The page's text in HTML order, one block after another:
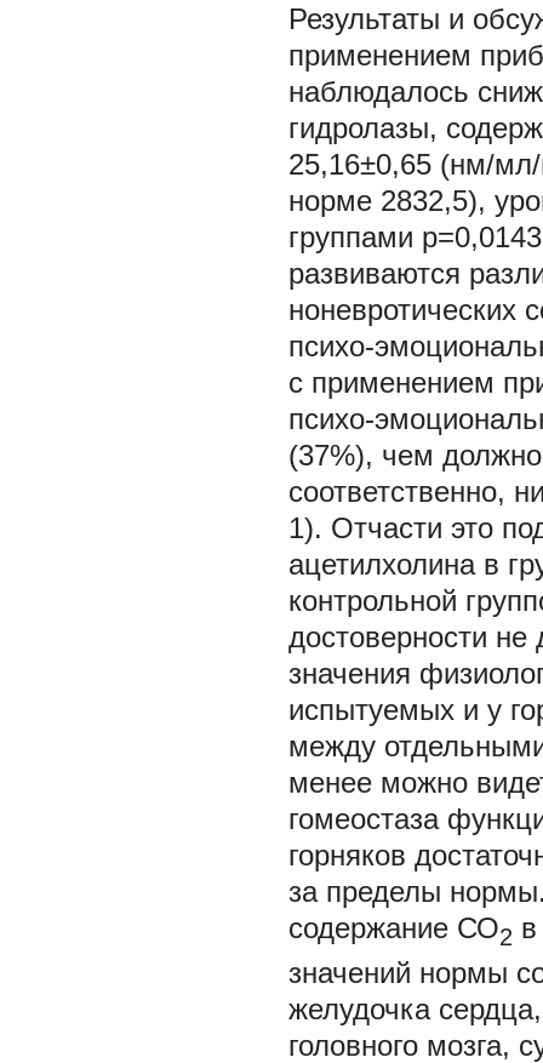
Результаты и
применением
наблюдалось
гидролазы,
25,16±0,65 (нм/мл/
норме 2832,5),
группами
развиваются
ноневротических
психо-
с применением
психо-
(37%), чем
соответственно,
1). Отчасти это
ацетилхолина в
контрольной
достоверности
значения
испытуемых и у
между
менее можно
гомеостаза
горняков
за пределы
содержание СО2
значений нормы
желудочка
головного мозга,